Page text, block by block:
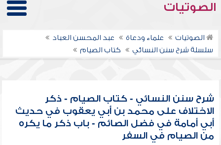
الصوتيات
الصوتيات علماء ودعاة
عبد المحسن العباد
سلسلة شرح سنن النسائي
كتاب الصيام
شرح سنن النسائي - كتاب الصيام - ذكر
الاختلاف على محمد بن أبي يعقوب في حديث
أبي أمامة في فضل الصائم - باب ذكر ما يكره
من الصيام في السفر